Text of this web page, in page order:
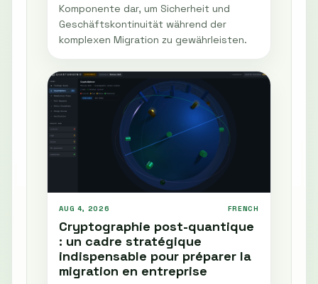
Komponente dar, um Sicherheit und
Geschäftskontinuität während der
komplexen Migration zu gewährleisten.
AUG 4, 2026 FRENCH
Cryptographie post-quantique
: un cadre stratégique
indispensable pour préparer la
migration en entreprise